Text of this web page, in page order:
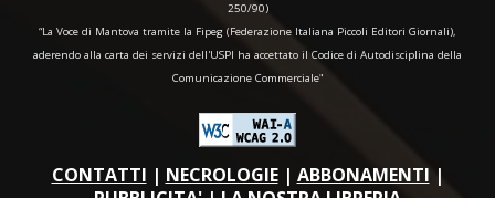
250/90)
“La Voce di Mantova tramite la Fipeg (Federazione Italiana Piccoli Editori Giornali),
aderendo alla carta dei servizi dell'USPI ha accettato il Codice di Autodisciplina della
Comunicazione Commerciale"
CONTATTI | NECROLOGIE| ABBONAMENTI |